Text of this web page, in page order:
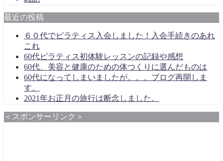
最近の投稿
６０代でピラティス入会しました！入会手続きのあれ
これ
60代ピラティス初体験レッスンの記録や感想
60代、美容と健康のための体つくりに選んだものは
60代になってしまいましたが。。。ブログ再開しま
す。
2021年お正月の旅行は断念しました。
＜スポンサーリンク＞